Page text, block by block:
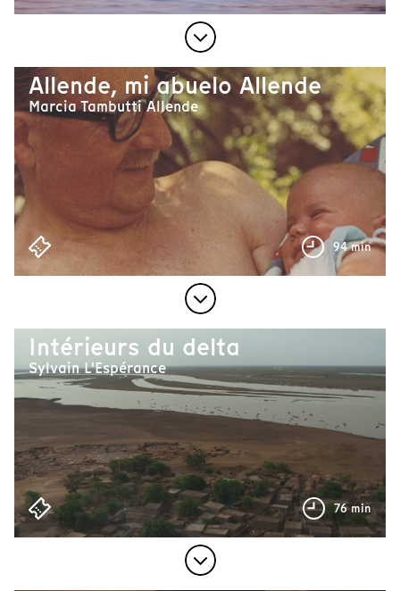
Allende, mi abuelo Allende
Marcia Tambutti Allende
94 min
Intérieurs du delta
Sylvain L'Espérance
76 min